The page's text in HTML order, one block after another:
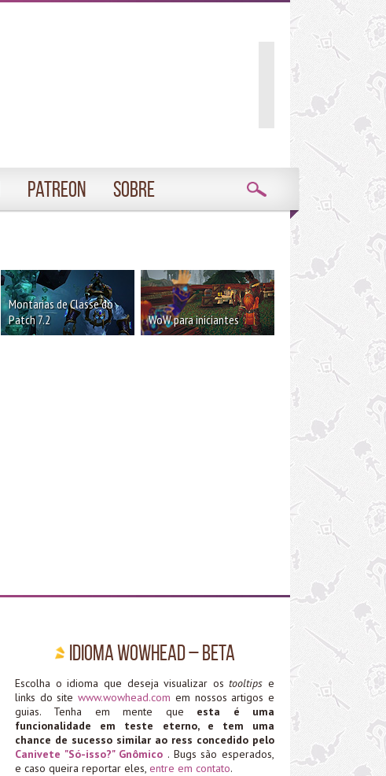
Patreon Sobre
Montarias de Classe do
Patch 7.2
WoW para iniciantes
Idioma WoWHead – Beta
Escolha o idioma que deseja visualizar ostooltips e
links do sitewww.wowhead.com em nossos artigos e
guias. Tenha em mente que esta é uma
funcionalidade em teste eterno, e tem uma
chance de sucesso similar ao ress concedido pelo
Canivete "Só-isso?" Gnômico . Bugs são esperados,
e caso queira reportar eles, entre em contato.